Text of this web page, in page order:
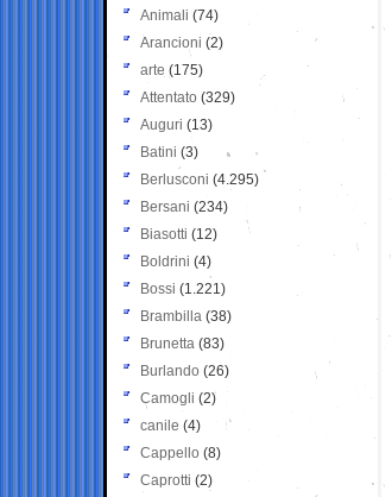
Animali (74)
Arancioni (2)
arte (175)
Attentato (329)
Auguri (13)
Batini (3)
Berlusconi (4.295)
Bersani (234)
Biasotti (12)
Boldrini (4)
Bossi (1.221)
Brambilla (38)
Brunetta (83)
Burlando (26)
Camogli (2)
canile (4)
Cappello (8)
Caprotti (2)